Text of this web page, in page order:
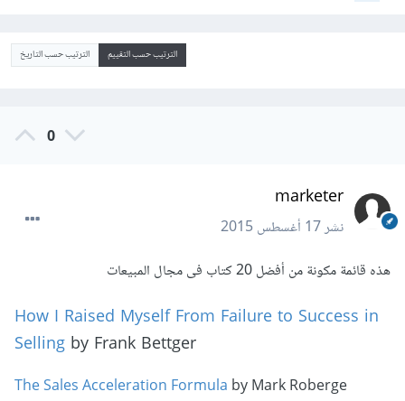
الترتيب حسب التقييم الترتيب حسب التاريخ
0
marketer
نشر17 أغسطس 2015
هذه قائمة مكونة من أفضل 20 كتاب فى مجال المبيعات
How I Raised Myself From Failure to Success in
Selling by Frank Bettger
The Sales Acceleration Formula by Mark Roberge